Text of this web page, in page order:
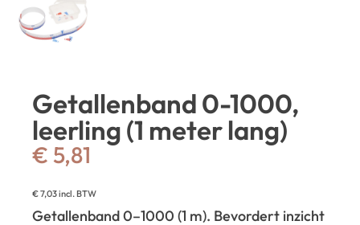
Getallenband 0-1000,
leerling (1 meter lang)
€ 5,81
€7,03incl. BTW
Getallenband 0–1000 (1 m). Bevordert inzicht